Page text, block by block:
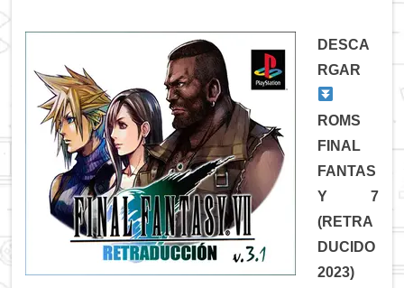
DESCA
RGAR
ROMS
FINAL
FANTAS
Y 7
(RETRA
DUCIDO
2023)